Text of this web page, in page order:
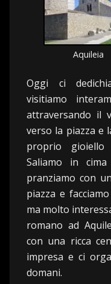
Aquileia
Oggi ci
visitiamo
attraversando il
verso la piazza e
proprio gioiello
Saliamo in
pranziamo con
piazza e
ma molto
romano ad
con una ricca
impresa e ci
domani.